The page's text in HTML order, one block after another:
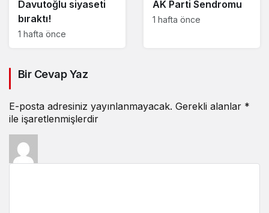
Davutoğlu siyaseti
bıraktı!
1 hafta önce
AK Parti Sendromu
1 hafta önce
Bir Cevap Yaz
E-posta adresiniz yayınlanmayacak. Gerekli alanlar *
ile işaretlenmişlerdir